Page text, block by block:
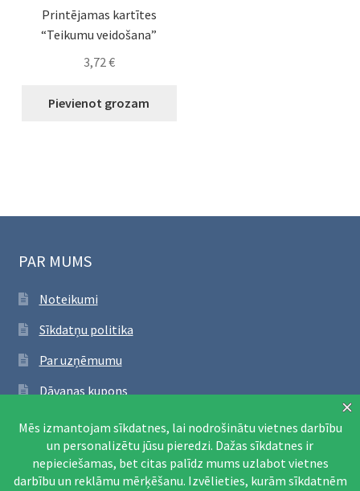
Printējamas kartītes
“Teikumu veidošana”
3,72 €
Pievienot grozam
PAR MUMS
Noteikumi
Sīkdatņu politika
Par uzņēmumu
Dāvanas kupons
SEKO FACEBOOK
Apmeklēt Facebook lapu